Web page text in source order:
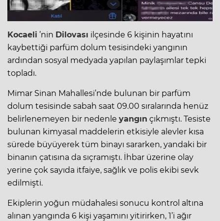
Kocaeli ’nin Dilovası ilçesinde 6 kişinin hayatını
kaybettiği parfüm dolum tesisindeki yangının
ardından sosyal medyada yapılan paylaşımlar tepki
topladı.
Mimar Sinan Mahallesi’nde bulunan bir parfüm
dolum tesisinde sabah saat 09.00 sıralarında henüz
belirlenemeyen bir nedenle yangın çıkmıştı. Tesiste
bulunan kimyasal maddelerin etkisiyle alevler kısa
sürede büyüyerek tüm binayı sararken, yandaki bir
binanın çatısına da sıçramıştı. İhbar üzerine olay
yerine çok sayıda itfaiye, sağlık ve polis ekibi sevk
edilmişti.
Ekiplerin yoğun müdahalesi sonucu kontrol altına
alınan yangında 6 kişi yaşamını yitirirken, 1’i ağır